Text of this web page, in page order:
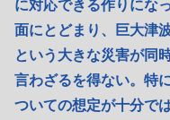
に対応できる作りにな
面にとどまり、巨大津
という大きな災害が同
言わざるを得ない。特
ついての想定が十分で